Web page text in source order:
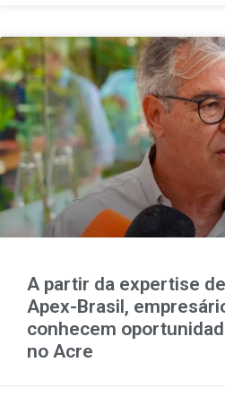
A partir da expertise
Apex-Brasil,
conhecem
no Acre